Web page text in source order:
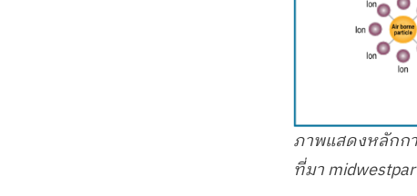
ภาพแสดงหลักก
ที่มา